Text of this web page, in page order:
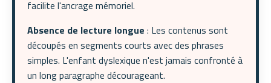
facilite l'ancrage mémoriel.
Absence de lecture longue : Les contenus sont
découpés en segments courts avec des phrases
simples. L'enfant dyslexique n'est jamais confronté à
un long paragraphe décourageant.